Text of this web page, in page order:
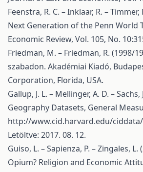
Feenstra, R. C. – Inklaar, R. – Timmer,
Next Generation of the Penn World
Economic Review, Vol. 105, No.
Friedman, M. – Friedman, R. (1998/
szabadon. Akadémiai Kiadó,
Corporation, Florida, USA.
Gallup, J. L. – Mellinger, A. D. – Sachs,
Geography Datasets, General
http://www.cid.harvard.edu/
Letöltve: 2017. 08. 12.
Guiso, L. – Sapienza, P. – Zingales, L.
Opium? Religion and Economic